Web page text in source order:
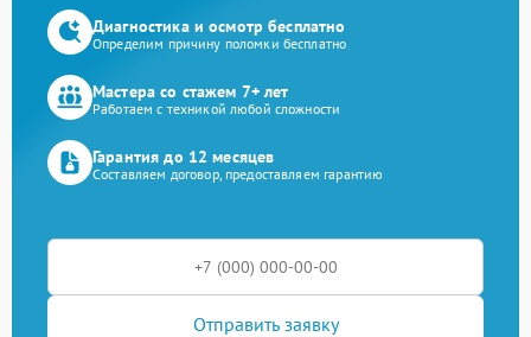
Диагностика и осмотр бесплатно
Определим причину поломки бесплатно
Мастера со стажем 7+ лет
Работаем с техникой любой сложности
Гарантия до 12 месяцев
Составляем договор, предоставляем гарантию
Отправить заявку